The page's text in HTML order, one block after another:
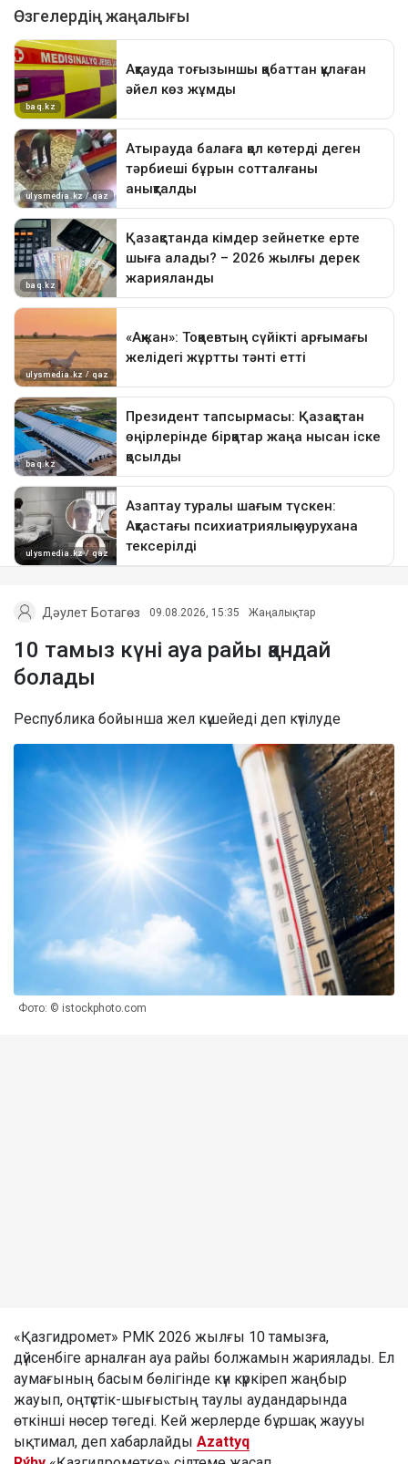
Дәулет Ботагөз 09.08.2026, 15:35 Жаңалықтар
10 тамыз күні ауа райы қандай
болады
Республика бойынша жел күшейеді деп күтілуде
Фото: © istockphoto.com
«Қазгидромет» РМК 2026 жылғы 10 тамызға,
дүйсенбіге арналған ауа райы болжамын жариялады. Ел
аумағының басым бөлігінде күн күркіреп жаңбыр
жауып, оңтүстік-шығыстың таулы аудандарында
өткінші нөсер төгеді. Кей жерлерде бұршақ жаууы
ықтимал, деп хабарлайды Azattyq